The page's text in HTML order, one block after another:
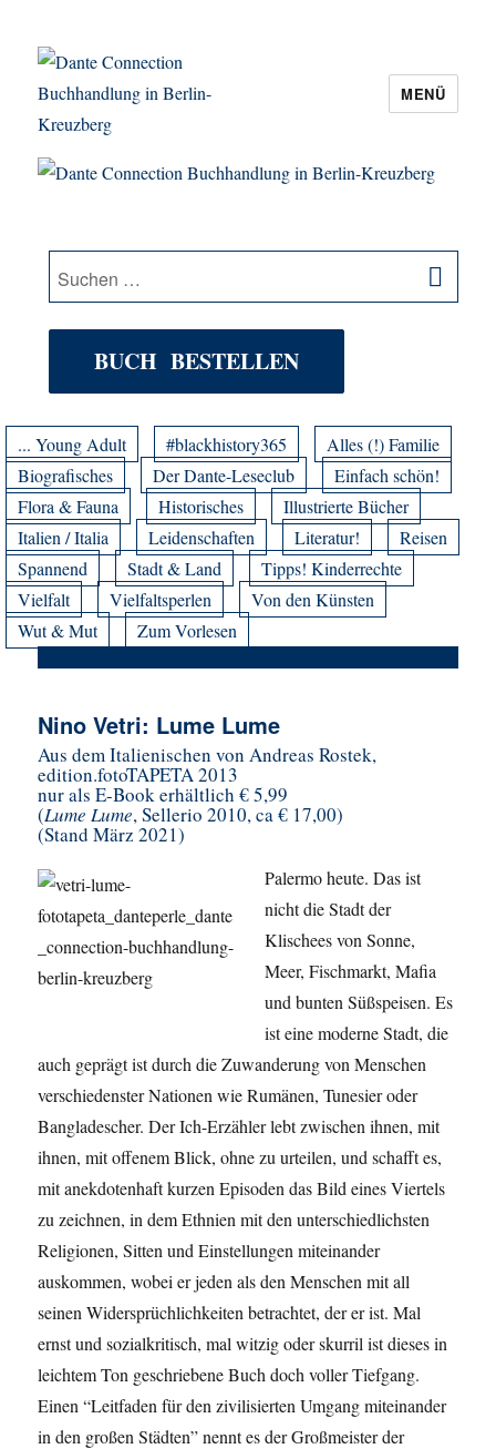
Dante Connection Buchhandlung in
MENÜ
Suche
nach:
BUCH BESTELLEN
... Young Adult #blackhistory365
Alles (!) Familie
Biografisches
Der Dante-Leseclub
Einfach schön!
Flora & Fauna
Historisches
Illustrierte Bücher
Italien / Italia
Leidenschaften Literatur!
Reisen
Spannend
Stadt & Land
Tipps! Kinderrechte
Vielfalt
Vielfaltsperlen
Von den Künsten
Wut & Mut
Zum Vorlesen
Nino Vetri: Lume Lume
Aus dem Italienischen von Andreas Rostek,
edition.fotoTAPETA 2013
nur als E-Book erhältlich € 5,99
(Lume Lume, Sellerio 2010, ca € 17,00)
(Stand März 2021)
Palermo heute. Das ist
nicht die Stadt der
Klischees von Sonne,
Meer, Fischmarkt, Mafia
und bunten Süßspeisen. Es
ist eine moderne Stadt, die
auch geprägt ist durch die Zuwanderung von Menschen
verschiedenster Nationen wie Rumänen, Tunesier oder
Bangladescher. Der Ich-Erzähler lebt zwischen ihnen, mit
ihnen, mit offenem Blick, ohne zu urteilen, und schafft es,
mit anekdotenhaft kurzen Episoden das Bild eines Viertels
zu zeichnen, in dem Ethnien mit den unterschiedlichsten
Religionen, Sitten und Einstellungen miteinander
auskommen, wobei er jeden als den Menschen mit all
seinen Widersprüchlichkeiten betrachtet, der er ist. Mal
ernst und sozialkritisch, mal witzig oder skurril ist dieses in
leichtem Ton geschriebene Buch doch voller Tiefgang.
Einen “Leitfaden für den zivilisierten Umgang miteinander
in den großen Städten” nennt es der Großmeister der